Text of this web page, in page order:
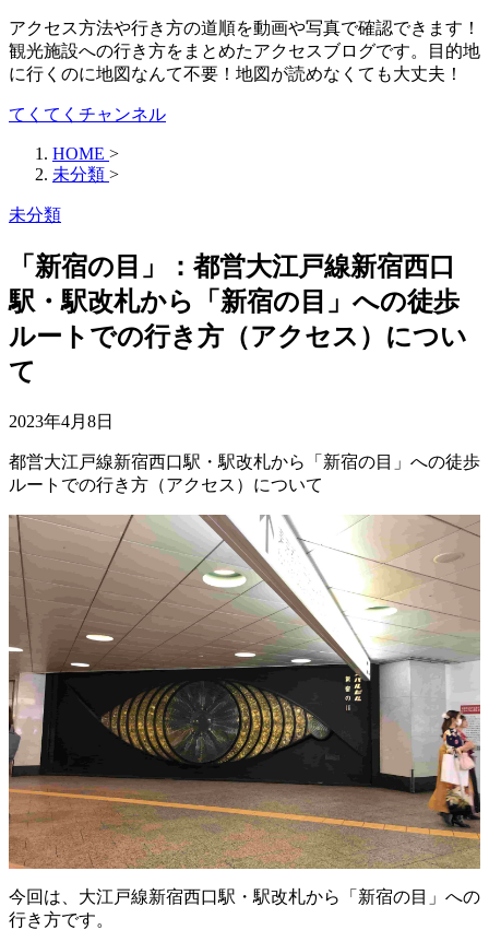
アクセス方法や行き方の道順を動画や写真で確認できます！
観光施設への行き方をまとめたアクセスブログです。目的地
に行くのに地図なんて不要！地図が読めなくても大丈夫！
てくてくチャンネル
HOME >
未分類 >
未分類
「新宿の目」：都営大江戸線新宿西口
駅・駅改札から「新宿の目」への徒歩
ルートでの行き方（アクセス）につい
て
2023年4月8日
都営大江戸線新宿西口駅・駅改札から「新宿の目」への徒歩
ルートでの行き方（アクセス）について
今回は、大江戸線新宿西口駅・駅改札から「新宿の目」への
行き方です。